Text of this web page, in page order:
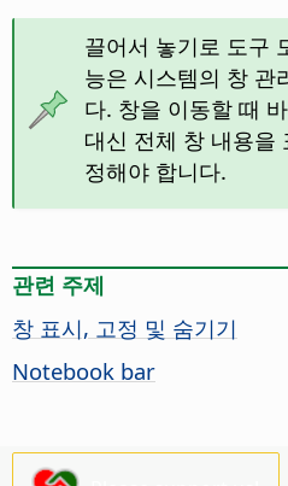
끌어서 놓기로 도구
능은 시스템의 창 관
다. 창을 이동할 때
대신 전체 창 내용을
정해야 합니다.
관련 주제
창 표시, 고정 및 숨기기
Notebook bar